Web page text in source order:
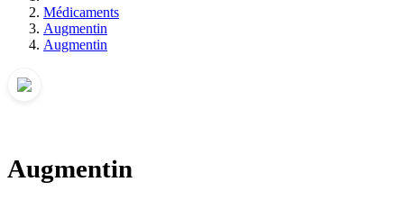
Médicaments
Augmentin
Augmentin
Augmentin